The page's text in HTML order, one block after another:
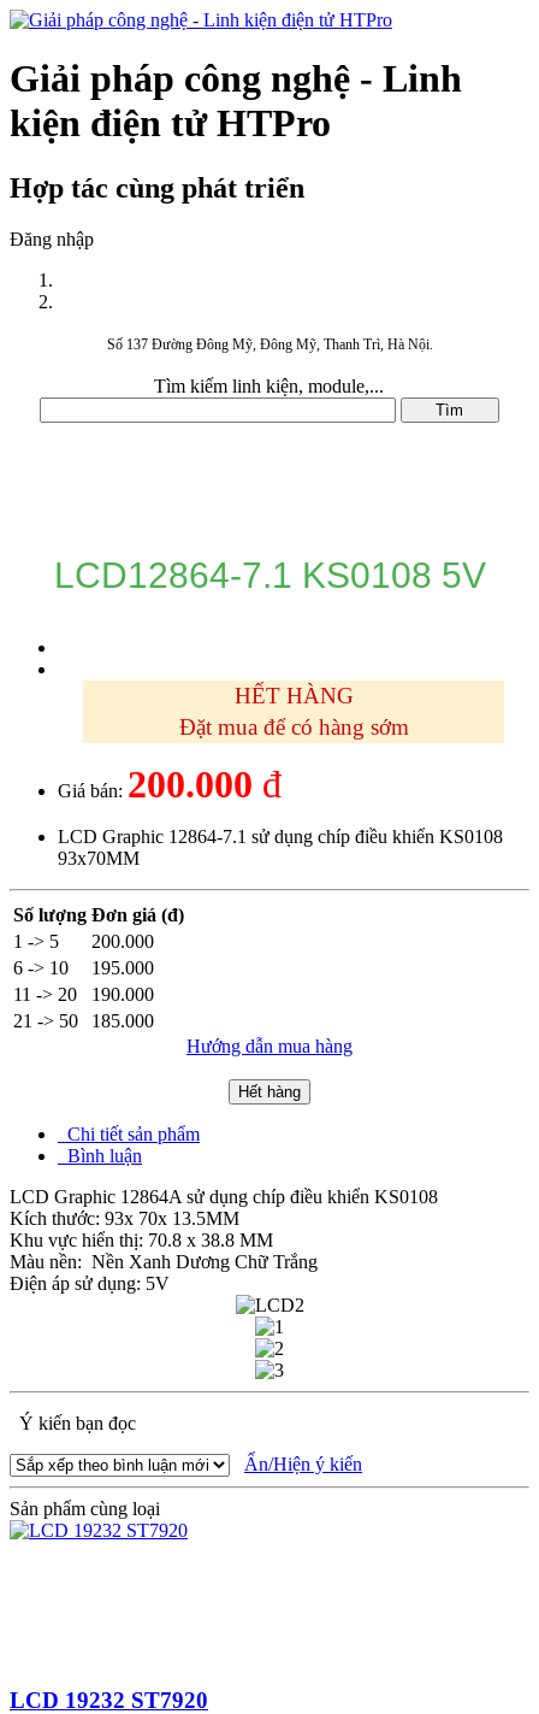
Giải pháp công nghệ - Linh
kiện điện tử HTPro
Hợp tác cùng phát triển
Đăng nhập
Số 137 Đường Đông Mỹ, Đông Mỹ, Thanh Trì, Hà Nội.
Tìm kiếm linh kiện, module,...
LCD12864-7.1 KS0108 5V
HẾT HÀNG
Đặt mua để có hàng sớm
Giá bán: 200.000 đ
LCD Graphic 12864-7.1 sử dụng chíp điều khiển KS0108
93x70MM
Số lượng Đơn giá (đ)
1 -> 5
200.000
6 -> 10
195.000
11 -> 20
190.000
21 -> 50
185.000
Hướng dẫn mua hàng
Hết hàng
Chi tiết sản phẩm
Bình luận
LCD Graphic 12864A sử dụng chíp điều khiển KS0108
Kích thước: 93x 70x 13.5MM
Khu vực hiển thị: 70.8 x 38.8 MM
Màu nền: Nền Xanh Dương Chữ Trắng
Điện áp sử dụng: 5V
Ý kiến bạn đọc
Ẩn/Hiện ý kiến
Sản phẩm cùng loại
LCD 19232 ST7920